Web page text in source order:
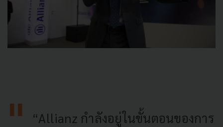
“Allianz กำลังอยู่ในขั้นตอนของการ